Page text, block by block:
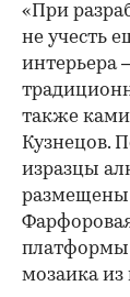
«При
не учесть
интерьера
также
Кузнецов.
изразцы
размещены
платформы
мозаика из